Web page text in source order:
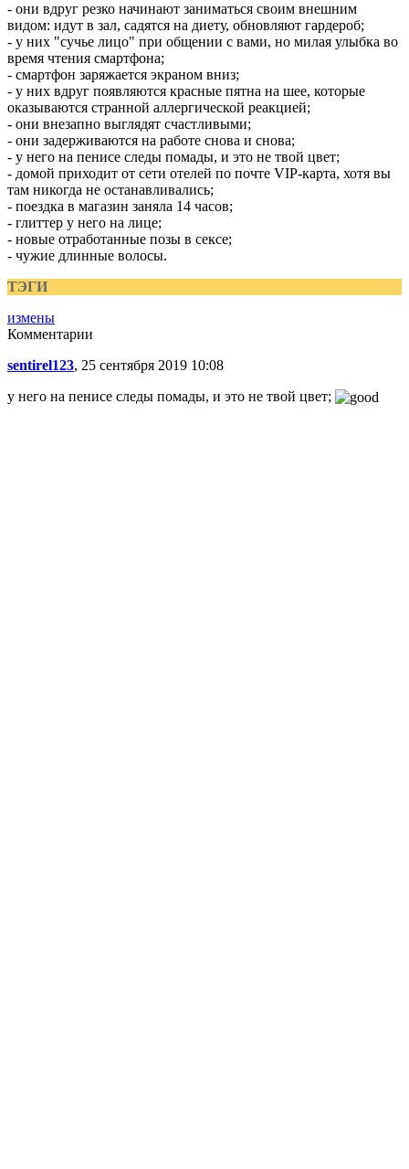
- они вдруг резко начинают заниматься своим внешним
видом: идут в зал, садятся на диету, обновляют гардероб;
- у них "сучье лицо" при общении с вами, но милая улыбка во
время чтения смартфона;
- смартфон заряжается экраном вниз;
- у них вдруг появляются красные пятна на шее, которые
оказываются странной аллергической реакцией;
- они внезапно выглядят счастливыми;
- они задерживаются на работе снова и снова;
- у него на пенисе следы помады, и это не твой цвет;
- домой приходит от сети отелей по почте VIP-карта, хотя вы
там никогда не останавливались;
- поездка в магазин заняла 14 часов;
- глиттер у него на лице;
- новые отработанные позы в сексе;
- чужие длинные волосы.
ТЭГИ
измены
Комментарии
sentirel123, 25 сентября 2019 10:08
у него на пенисе следы помады, и это не твой цвет;